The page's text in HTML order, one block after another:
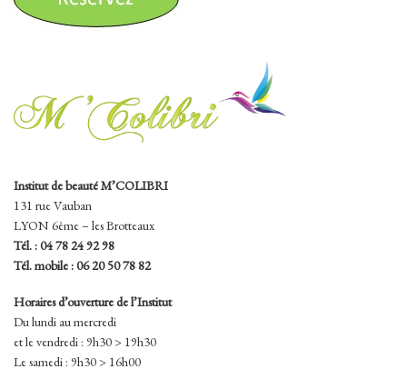
Institut de beauté M’COLIBRI
131 rue Vauban
LYON 6ème – les Brotteaux
Tél. :04 78 24 92 98
Tél. mobile : 06 20 50 78 82
Horaires d’ouverture de l’Institut
Du lundi au mercredi
et le vendredi : 9h30 > 19h30
Le samedi : 9h30 > 16h00